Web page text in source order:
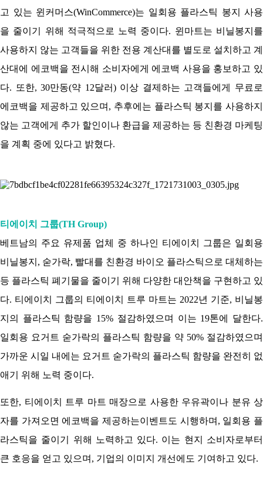
고 있는 윈커머스(WinCommerce)는 일회용 플라스틱 봉지 사용
을 줄이기 위해 적극적으로 노력 중이다. 윈마트는 비닐봉지를
사용하지 않는 고객들을 위한 전용 계산대를 별도로 설치하고 계
산대에 에코백을 전시해 소비자에게 에코백 사용을 홍보하고 있
다. 또한, 30만동(약 12달러) 이상 결제하는 고객들에게 무료로
에코백을 제공하고 있으며, 추후에는 플라스틱 봉지를 사용하지
않는 고객에게 추가 할인이나 환급을 제공하는 등 친환경 마케팅
을 계획 중에 있다고 밝혔다.
티에이치 그룹(TH Group)
베트남의 주요 유제품 업체 중 하나인 티에이치 그룹은 일회용
비닐봉지, 숟가락, 빨대를 친환경 바이오 플라스틱으로 대체하는
등 플라스틱 폐기물을 줄이기 위해 다양한 대안책을 구현하고 있
다. 티에이치 그룹의 티에이치 트루 마트는 2022년 기준, 비닐봉
지의 플라스틱 함량을 15% 절감하였으며 이는 19톤에 달한다.
일회용 요거트 숟가락의 플라스틱 함량을 약 50% 절감하였으며
가까운 시일 내에는 요거트 숟가락의 플라스틱 함량을 완전히 없
애기 위해 노력 중이다.
또한, 티에이치 트루 마트 매장으로 사용한 우유곽이나 분유 상
자를 가져오면 에코백을 제공하는이벤트도 시행하며, 일회용 플
라스틱을 줄이기 위해 노력하고 있다. 이는 현지 소비자로부터
큰 호응을 얻고 있으며, 기업의 이미지 개선에도 기여하고 있다.